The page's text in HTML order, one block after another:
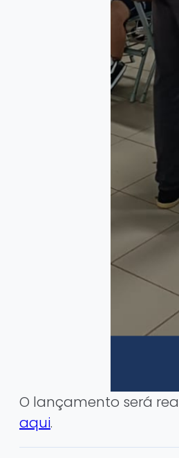
O lançamento será
aqui.